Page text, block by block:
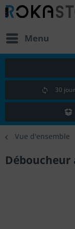
Menu
30
Vue d'ensemble
Déboucheur